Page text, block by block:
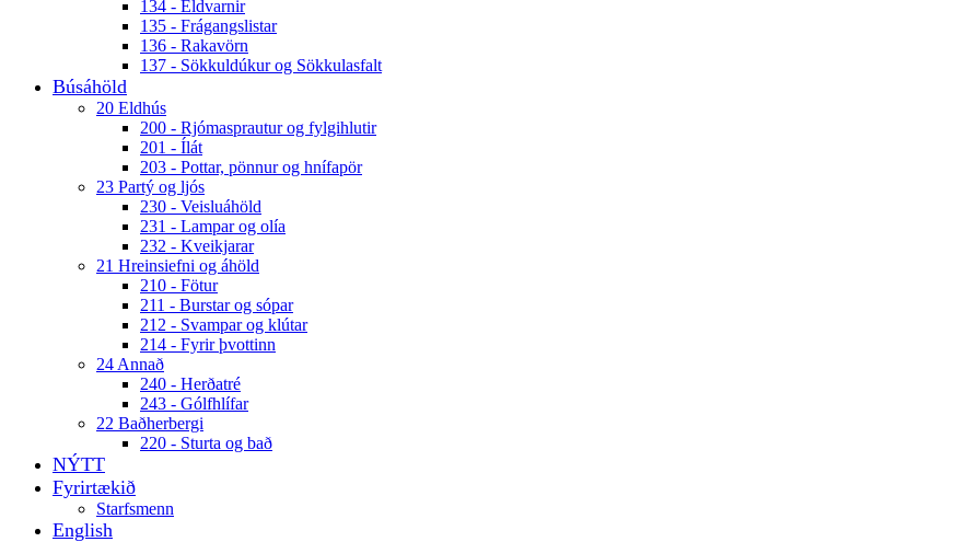
134 - Eldvarnir
135 - Frágangslistar
136 - Rakavörn
137 - Sökkuldúkur og Sökkulasfalt
Búsáhöld
20 Eldhús
200 - Rjómasprautur og fylgihlutir
201 - Ílát
203 - Pottar, pönnur og hnífapör
23 Partý og ljós
230 - Veisluáhöld
231 - Lampar og olía
232 - Kveikjarar
21 Hreinsiefni og áhöld
210 - Fötur
211 - Burstar og sópar
212 - Svampar og klútar
214 - Fyrir þvottinn
24 Annað
240 - Herðatré
243 - Gólfhlífar
22 Baðherbergi
220 - Sturta og bað
NÝTT
Fyrirtækið
Starfsmenn
English